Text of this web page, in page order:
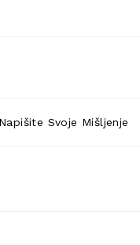
Napišite Svoje Mišljenje